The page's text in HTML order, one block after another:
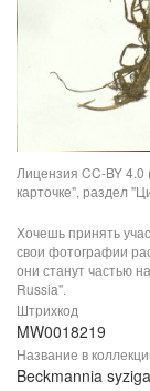
Лицензия CC-BY
карточке", раздел
Хочешь принять
свои фотографии
они станут частью
Russia".
Штрихкод
MW0018219
Название в
Beckmannia